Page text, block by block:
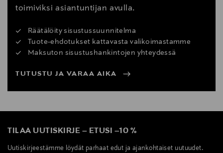
info.fi@louispoulsen.fi
toimiviksi asiantuntijan avulla.
Räätälöity sisustussuunnitelma
Tuote-ehdotukset kattavasta valikoimastamme
Maksuton sisustushankintojen yhteydessä
TUTUSTU JA VARAA AIKA
TILAA UUTISKIRJE – ETUSI –10 %
Uutiskirjeestämme löydät parhaat edut ja ajankohtaiset uutuudet.